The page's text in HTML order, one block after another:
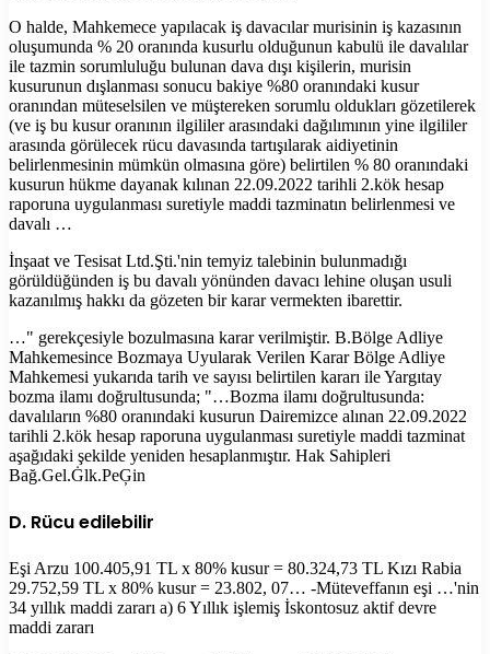
O halde, Mahkemece yapılacak iş davacılar murisinin iş kazasının
oluşumunda % 20 oranında kusurlu olduğunun kabulü ile davalılar
ile tazmin sorumluluğu bulunan dava dışı kişilerin, murisin
kusurunun dışlanması sonucu bakiye %80 oranındaki kusur
oranından müteselsilen ve müştereken sorumlu oldukları gözetilerek
(ve iş bu kusur oranının ilgililer arasındaki dağılımının yine ilgililer
arasında görülecek rücu davasında tartışılarak aidiyetinin
belirlenmesinin mümkün olmasına göre) belirtilen % 80 oranındaki
kusurun hükme dayanak kılınan 22.09.2022 tarihli 2.kök hesap
raporuna uygulanması suretiyle maddi tazminatın belirlenmesi ve
davalı …
İnşaat ve Tesisat Ltd.Şti.'nin temyiz talebinin bulunmadığı
görüldüğünden iş bu davalı yönünden davacı lehine oluşan usuli
kazanılmış hakkı da gözeten bir karar vermekten ibarettir.
…" gerekçesiyle bozulmasına karar verilmiştir. B.Bölge Adliye
Mahkemesince Bozmaya Uyularak Verilen Karar Bölge Adliye
Mahkemesi yukarıda tarih ve sayısı belirtilen kararı ile Yargıtay
bozma ilamı doğrultusunda; "…Bozma ilamı doğrultusunda:
davalıların %80 oranındaki kusurun Dairemizce alınan 22.09.2022
tarihli 2.kök hesap raporuna uygulanması suretiyle maddi tazminat
aşağıdaki şekilde yeniden hesaplanmıştır. Hak Sahipleri
Bağ.Gel.Ġlk.PeĢin
D. Rücu edilebilir
Eşi Arzu 100.405,91 TL x 80% kusur = 80.324,73 TL Kızı Rabia
29.752,59 TL x 80% kusur = 23.802, 07… -Müteveffanın eşi …'nin
34 yıllık maddi zararı a) 6 Yıllık işlemiş İskontosuz aktif devre
maddi zararı